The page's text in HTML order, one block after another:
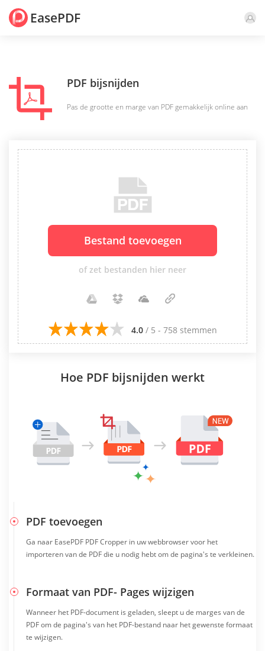
EasePDF
PDF bijsnijden
Pas de grootte en marge van PDF gemakkelijk online aan
Bestand toevoegen
of zet bestanden hier neer
4.0/ 5 - 758 stemmen
Hoe PDF bijsnijden werkt
PDF toevoegen
Ga naar EasePDF PDF Cropper in uw webbrowser voor het
importeren van de PDF die u nodig hebt om de pagina's te verkleinen.
Formaat van PDF- Pages wijzigen
Wanneer het PDF-document is geladen, sleept u de marges van de
PDF om de pagina's van het PDF-bestand naar het gewenste formaat
te wijzigen.